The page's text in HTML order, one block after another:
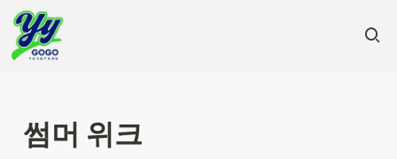
썸머 위크